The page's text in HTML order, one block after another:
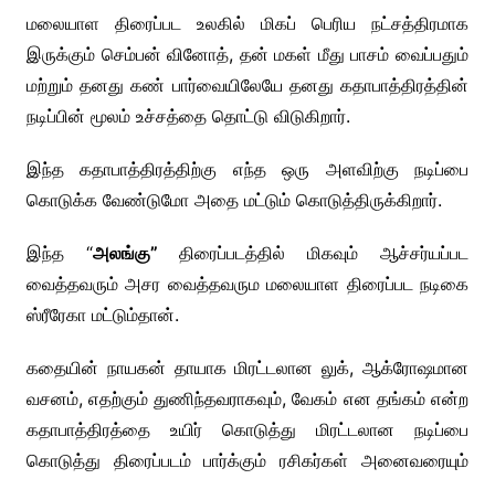
மலையாள திரைப்பட உலகில் மிகப் பெரிய நட்சத்திரமாக
இருக்கும் செம்பன் வினோத், தன் மகள் மீது பாசம் வைப்பதும்
மற்றும் தனது கண் பார்வையிலேயே தனது கதாபாத்திரத்தின்
நடிப்பின் மூலம் உச்சத்தை தொட்டு விடுகிறார்.
இந்த கதாபாத்திரத்திற்கு எந்த ஒரு அளவிற்கு நடிப்பை
கொடுக்க வேண்டுமோ அதை மட்டும் கொடுத்திருக்கிறார்.
இந்த “அலங்கு”திரைப்படத்தில் மிகவும் ஆச்சர்யப்பட
வைத்தவரும் அசர வைத்தவரும மலையாள திரைப்பட நடிகை
ஸ்ரீரேகா மட்டும்தான்.
கதையின் நாயகன் தாயாக மிரட்டலான லுக், ஆக்ரோஷமான
வசனம், எதற்கும் துணிந்தவராகவும், வேகம் என தங்கம் என்ற
கதாபாத்திரத்தை உயிர் கொடுத்து மிரட்டலான நடிப்பை
கொடுத்து திரைப்படம் பார்க்கும் ரசிகர்கள் அனைவரையும்